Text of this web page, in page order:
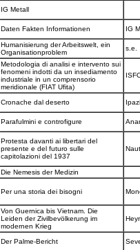
IG Metall
Daten Fakten Informationen IG
Humanisierung der Arbeitswelt, ein
Organisationproblem
s.e.
Metodologia di analisi e intervento sui
fenomeni indotti da un insediamento
industriale in un comprensorio
meridionale (FIAT Ufita)
Cronache dal deserto
Parafulmini e controfigure
Protesta davanti ai libertari del
presente e del futuro sulle
capitolazioni del 1937
Die Nemesis der Medizin
Per una storia dei bisogni
Von Guernica bis Vietnam. Die
Leiden der Zivilbevölkerung im
modernen Krieg
Der Palme-Bericht